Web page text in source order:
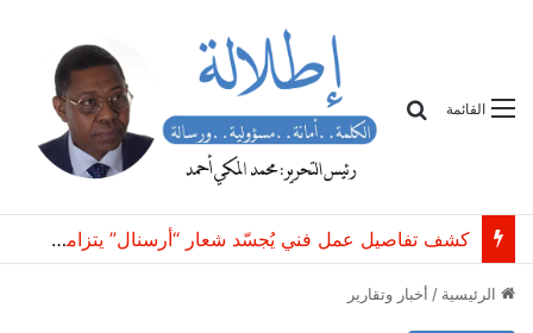
القائمة
كشف تفاصيل عمل فني يُجسّد شعار “أرسنال” يتزامن مع فوز بوروسيا ببطولة ” كأس الإمارات”
الرئيسية / أخبار وتقارير